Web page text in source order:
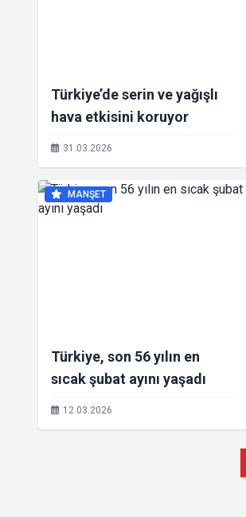
Türkiye’de serin ve yağışlı
hava etkisini koruyor
31.03.2026
MANŞET
Türkiye, son 56 yılın en
sıcak şubat ayını yaşadı
12.03.2026